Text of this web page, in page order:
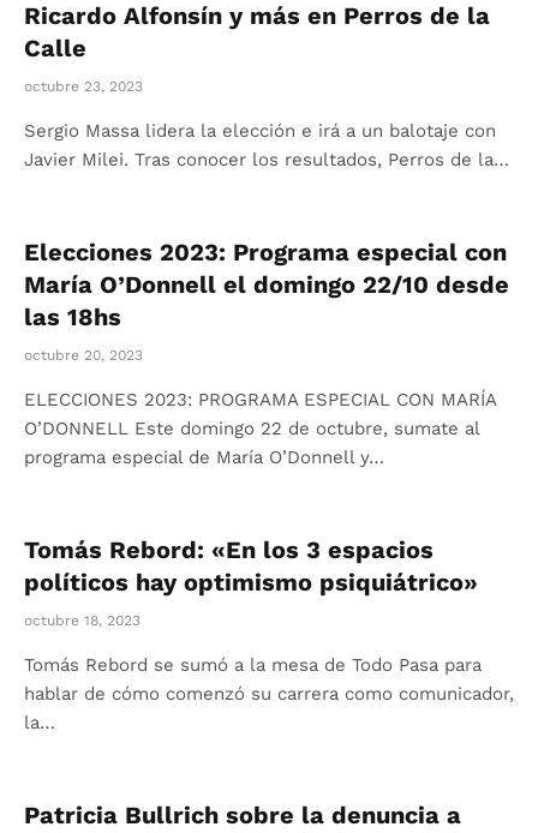
Ricardo Alfonsín y más en Perros de la
Calle
octubre 23, 2023
Sergio Massa lidera la elección e irá a un balotaje con
Javier Milei. Tras conocer los resultados, Perros de la…
Elecciones 2023: Programa especial con
María O’Donnell el domingo 22/10 desde
las 18hs
octubre 20, 2023
ELECCIONES 2023: PROGRAMA ESPECIAL CON MARÍA
O’DONNELL Este domingo 22 de octubre, sumate al
programa especial de María O’Donnell y…
Tomás Rebord: «En los 3 espacios
políticos hay optimismo psiquiátrico»
octubre 18, 2023
Tomás Rebord se sumó a la mesa de Todo Pasa para
hablar de cómo comenzó su carrera como comunicador,
la…
Patricia Bullrich sobre la denuncia a